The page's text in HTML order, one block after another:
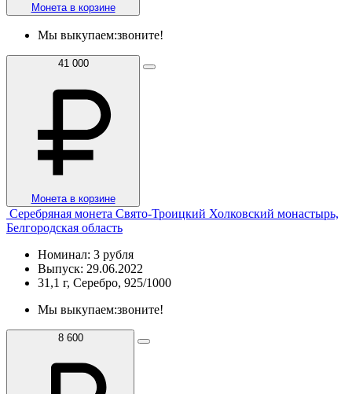
Монета в корзине
Мы выкупаем:звоните!
41 000
Монета в корзине
Серебряная монета Свято-Троицкий Холковский монастырь,
Белгородская область
Номинал: 3 рубля
Выпуск: 29.06.2022
31,1 г, Серебро, 925/1000
Мы выкупаем:звоните!
8 600